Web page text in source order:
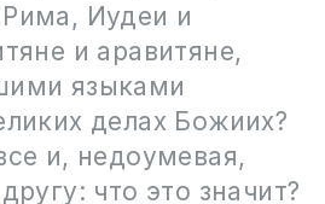
Иудеи и
и аравитяне,
языками
делах Божиих?
и, недоумевая,
что это значит?